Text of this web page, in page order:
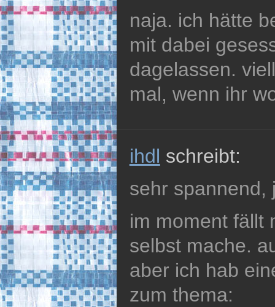
naja. ich hätte
mit dabei
dagelassen.
mal, wenn ihr
ihdl schreibt:
sehr spannend,
im moment fällt
selbst mache.
aber ich hab
zum thema: